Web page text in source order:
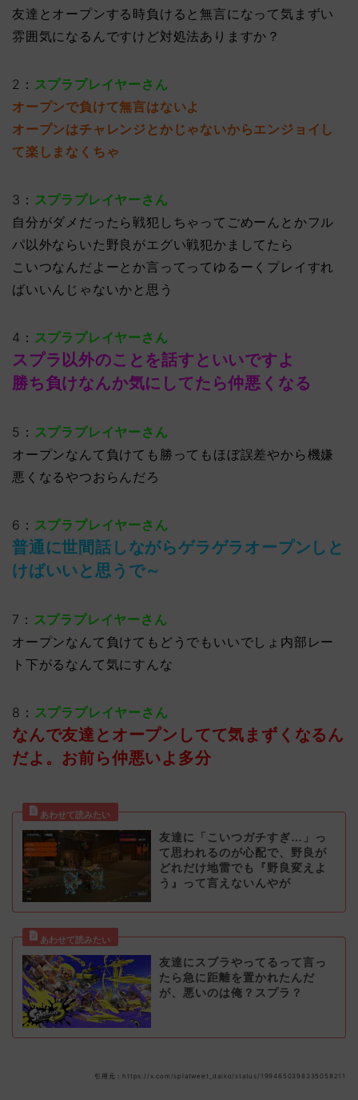
友達とオープンする時負けると無言になって気まずい
雰囲気になるんですけど対処法ありますか？
2： スプラプレイヤーさん
オープンで負けて無言はないよ
オープンはチャレンジとかじゃないからエンジョイし
て楽しまなくちゃ
3： スプラプレイヤーさん
自分がダメだったら戦犯しちゃってごめーんとかフル
パ以外ならいた野良がエグい戦犯かましてたら
こいつなんだよーとか言ってってゆるーくプレイすれ
ばいいんじゃないかと思う
4： スプラプレイヤーさん
スプラ以外のことを話すといいですよ
勝ち負けなんか気にしてたら仲悪くなる
5： スプラプレイヤーさん
オープンなんて負けても勝ってもほぼ誤差やから機嫌
悪くなるやつおらんだろ
6： スプラプレイヤーさん
普通に世間話しながらゲラゲラオープンしと
けばいいと思うで～
7： スプラプレイヤーさん
オープンなんて負けてもどうでもいいでしょ内部レー
ト下がるなんて気にすんな
8： スプラプレイヤーさん
なんで友達とオープンしてて気まずくなるん
だよ。お前ら仲悪いよ多分
友達に「こいつガチすぎ…」っ
て思われるのが心配で、野良が
どれだけ地雷でも『野良変えよ
う』って言えないんやが
友達にスプラやってるって言っ
たら急に距離を置かれたんだ
が、悪いのは俺？スプラ？
引用元：https://x.com/splatweet_daiko/status/1994650398335058211